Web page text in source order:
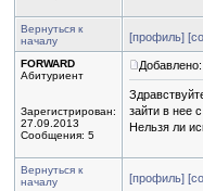
Вернуться к
началу
[профиль]
FORWARD
Абитуриент
Зарегистрирован:
27.09.2013
Сообщения: 5
зайти в нее
Нельзя ли
Вернуться к
началу
[профиль]